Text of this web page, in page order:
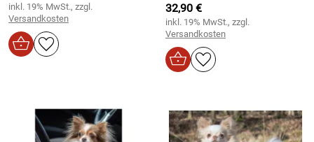
inkl. 19% MwSt., zzgl.
Versandkosten
32,90 €
inkl. 19% MwSt., zzgl.
Versandkosten